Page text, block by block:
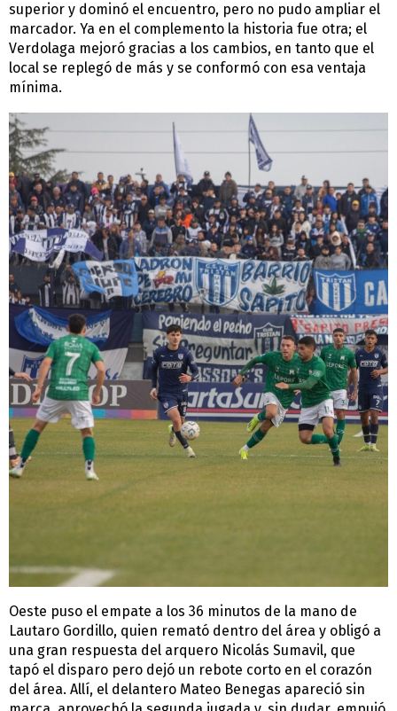
superior y dominó el encuentro, pero no pudo ampliar el
marcador. Ya en el complemento la historia fue otra; el
Verdolaga mejoró gracias a los cambios, en tanto que el
local se replegó de más y se conformó con esa ventaja
mínima.
Oeste puso el empate a los 36 minutos de la mano de
Lautaro Gordillo, quien remató dentro del área y obligó a
una gran respuesta del arquero Nicolás Sumavil, que
tapó el disparo pero dejó un rebote corto en el corazón
del área. Allí, el delantero Mateo Benegas apareció sin